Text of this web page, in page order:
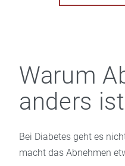
Warum
anders ist
Bei Diabetes geht es
macht das Abnehmen